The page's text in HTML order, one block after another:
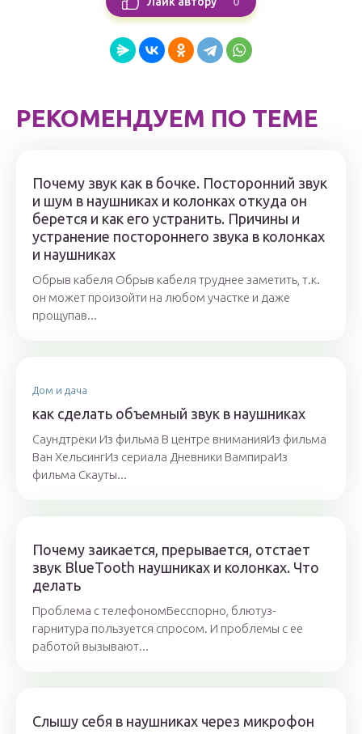
РЕКОМЕНДУЕМ ПО ТЕМЕ
Почему звук как в бочке. Посторонний звук
и шум в наушниках и колонках откуда он
берется и как его устранить. Причины и
устранение постороннего звука в колонках
и наушниках
Обрыв кабеля Обрыв кабеля труднее заметить, т.к.
он может произойти на любом участке и даже
прощупав...
Дом и дача
как сделать объемный звук в наушниках
Саундтреки Из фильма В центре вниманияИз фильма
Ван ХельсингИз сериала Дневники ВампираИз
фильма Скауты...
Почему заикается, прерывается, отстает
звук BlueTooth наушниках и колонках. Что
делать
Проблема с телефономБесспорно, блютуз-
гарнитура пользуется спросом. И проблемы с ее
работой вызывают...
Слышу себя в наушниках через микрофон